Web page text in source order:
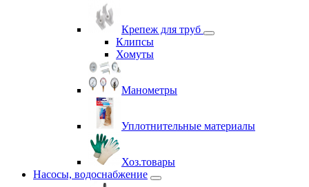
Крепеж для труб
Клипсы
Хомуты
Манометры
Уплотнительные материалы
Хоз.товары
Насосы, водоснабжение